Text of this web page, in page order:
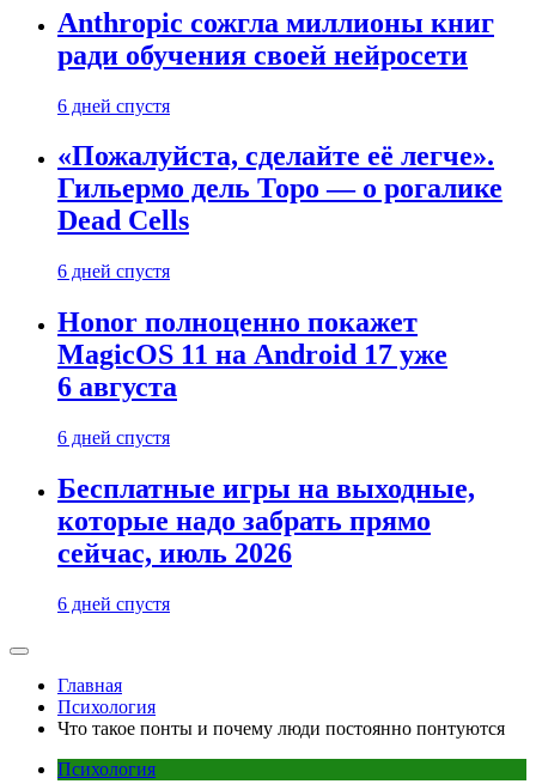
Anthropic сожгла миллионы книг
ради обучения своей нейросети
6 дней спустя
«Пожалуйста, сделайте её легче».
Гильермо дель Торо — о рогалике
Dead Cells
6 дней спустя
Honor полноценно покажет
MagicOS 11 на Android 17 уже
6 августа
6 дней спустя
Бесплатные игры на выходные,
которые надо забрать прямо
сейчас, июль 2026
6 дней спустя
Главная
Психология
Что такое понты и почему люди постоянно понтуются
Психология